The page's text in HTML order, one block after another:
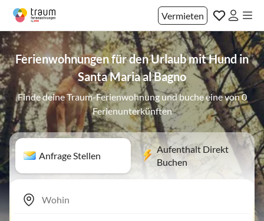
Vermieten
Ferienwohnungen für den Urlaub mit Hund in
Santa Maria al Bagno
Finde deine Traum-Ferienwohnung und buche eine von 0
Ferienunterkünften
Anfrage Stellen
Aufenthalt Direkt
Buchen